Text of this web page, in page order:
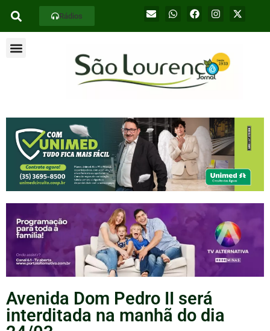
Rádios
Avenida Dom Pedro II será
interditada na manhã do dia